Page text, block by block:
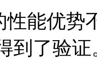
性能优
到了验